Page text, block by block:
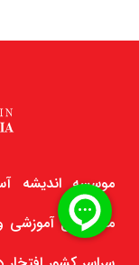
موسسه اندیشه
متخصص آموزشی